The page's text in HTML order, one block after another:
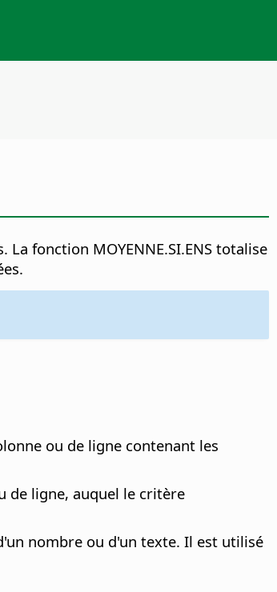
fonction MOYENNE.SI.ENS totalise
ou de ligne contenant les
de ligne, auquel le critère
nombre ou d'un texte. Il est utilisé